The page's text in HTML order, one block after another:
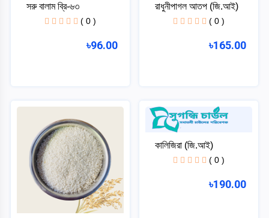
সরু বালাম ব্রি-৬৩
( 0 )
৳96.00
রাধুনীপাগল আতপ (জি.আই)
( 0 )
৳165.00
কালিজিরা (জি.আই)
( 0 )
৳190.00